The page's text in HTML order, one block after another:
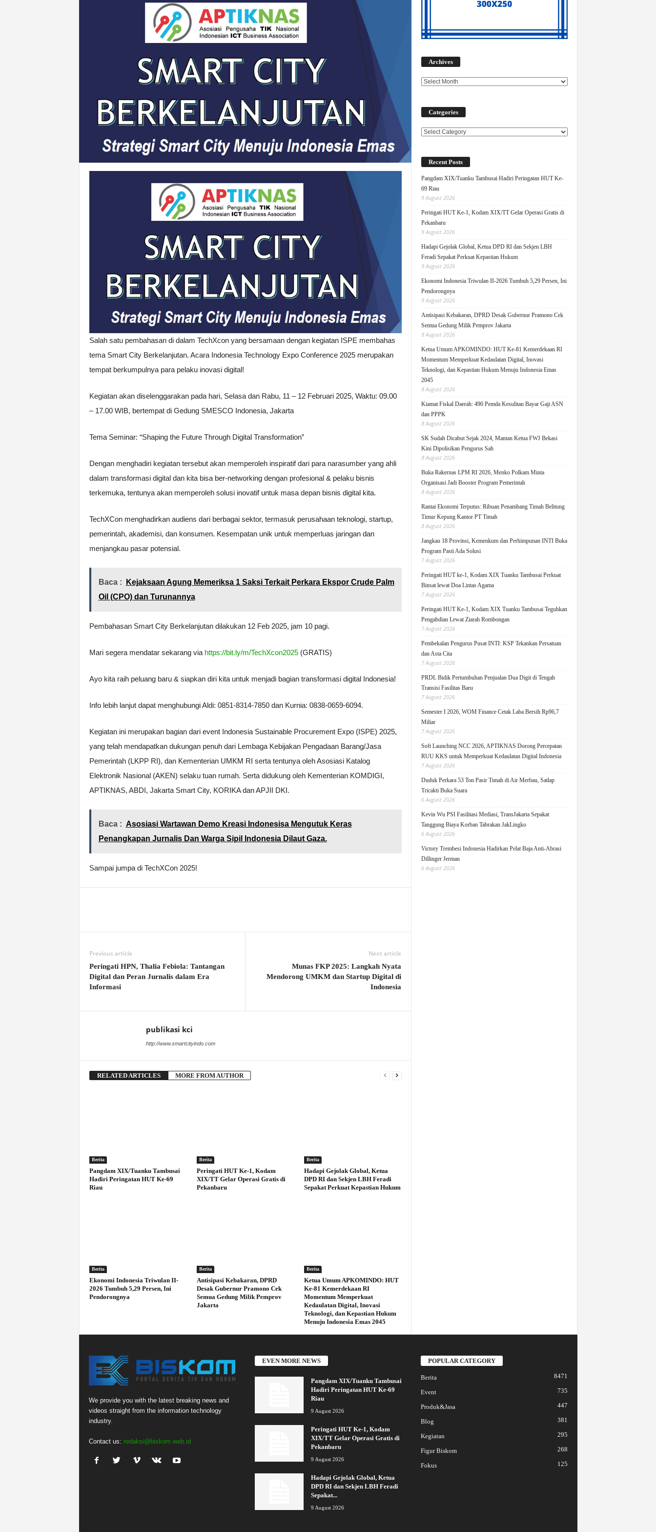
Salah satu pembahasan di dalam TechXcon yang bersamaan dengan kegiatan ISPE membahas
tema Smart City Berkelanjutan. Acara Indonesia Technology Expo Conference 2025 merupakan
tempat berkumpulnya para pelaku inovasi digital!
Kegiatan akan diselenggarakan pada hari, Selasa dan Rabu, 11 – 12 Februari 2025, Waktu: 09.00
– 17.00 WIB, bertempat di Gedung SMESCO Indonesia, Jakarta
Tema Seminar: “Shaping the Future Through Digital Transformation”
Dengan menghadiri kegiatan tersebut akan memperoleh inspiratif dari para narasumber yang ahli
dalam transformasi digital dan kita bisa ber-networking dengan profesional & pelaku bisnis
terkemuka, tentunya akan memperoleh solusi inovatif untuk masa depan bisnis digital kita.
TechXCon menghadirkan audiens dari berbagai sektor, termasuk perusahaan teknologi, startup,
pemerintah, akademisi, dan konsumen. Kesempatan unik untuk memperluas jaringan dan
menjangkau pasar potensial.
Baca :
Kejaksaan Agung Memeriksa 1 Saksi Terkait Perkara Ekspor Crude Palm
Oil (CPO) dan Turunannya
Pembahasan Smart City Berkelanjutan dilakukan 12 Feb 2025, jam 10 pagi.
Mari segera mendatar sekarang via https://bit.ly/m/TechXcon2025(GRATIS)
Ayo kita raih peluang baru & siapkan diri kita untuk menjadi bagian transformasi digital Indonesia!
Info lebih lanjut dapat menghubungi Aldi: 0851-8314-7850 dan Kurnia: 0838-0659-6094.
Kegiatan ini merupakan bagian dari event Indonesia Sustainable Procurement Expo (ISPE) 2025,
yang telah mendapatkan dukungan penuh dari Lembaga Kebijakan Pengadaan Barang/Jasa
Pemerintah (LKPP RI), dan Kementerian UMKM RI serta tentunya oleh Asosiasi Katalog
Elektronik Nasional (AKEN) selaku tuan rumah. Serta didukung oleh Kementerian KOMDIGI,
APTIKNAS, ABDI, Jakarta Smart City, KORIKA dan APJII DKI.
Baca : Asosiasi Wartawan Demo Kreasi Indonesisa Mengutuk Keras
Penangkapan Jurnalis Dan Warga Sipil Indonesia Dilaut Gaza.
Sampai jumpa di TechXCon 2025!
Previous article
Peringati HPN, Thalia Febiola: Tantangan
Digital dan Peran Jurnalis dalam Era
Informasi
Next article
Munas FKP 2025: Langkah Nyata
Mendorong UMKM dan Startup Digital di
Indonesia
publikasi kci
http://www.smartcityindo.com
RELATED ARTICLES MORE FROM AUTHOR
Berita
Pangdam XIX/Tuanku Tambusai
Hadiri Peringatan HUT Ke-69
Riau
Berita
Peringati HUT Ke-1, Kodam
XIX/TT Gelar Operasi Gratis di
Pekanbaru
Berita
Hadapi Gejolak Global, Ketua
DPD RI dan Sekjen LBH Feradi
Sepakat Perkuat Kepastian Hukum
Berita
Ekonomi Indonesia Triwulan II-
2026 Tumbuh 5,29 Persen, Ini
Pendorongnya
Berita
Antisipasi Kebakaran, DPRD
Desak Gubernur Pramono Cek
Semua Gedung Milik Pemprov
Jakarta
Berita
Ketua Umum APKOMINDO: HUT
Ke-81 Kemerdekaan RI
Momentum Memperkuat
Kedaulatan Digital, Inovasi
Teknologi, dan Kepastian Hukum
Menuju Indonesia Emas 2045
Archives
Categories
Categories
Recent Posts
Pangdam XIX/Tuanku Tambusai Hadiri Peringatan HUT Ke-
69 Riau
9 August 2026
Peringati HUT Ke-1, Kodam XIX/TT Gelar Operasi Gratis di
Pekanbaru
9 August 2026
Hadapi Gejolak Global, Ketua DPD RI dan Sekjen LBH
Feradi Sepakat Perkuat Kepastian Hukum
9 August 2026
Ekonomi Indonesia Triwulan II-2026 Tumbuh 5,29 Persen, Ini
Pendorongnya
9 August 2026
Antisipasi Kebakaran, DPRD Desak Gubernur Pramono Cek
Semua Gedung Milik Pemprov Jakarta
8 August 2026
Ketua Umum APKOMINDO: HUT Ke-81 Kemerdekaan RI
Momentum Memperkuat Kedaulatan Digital, Inovasi
Teknologi, dan Kepastian Hukum Menuju Indonesia Emas
2045
8 August 2026
Kiamat Fiskal Daerah: 490 Pemda Kesulitan Bayar Gaji ASN
dan PPPK
8 August 2026
SK Sudah Dicabut Sejak 2024, Mantan Ketua FWJ Bekasi
Kini Dipolisikan Pengurus Sah
8 August 2026
Buka Rakernas LPM RI 2026, Menko Polkam Minta
Organisasi Jadi Booster Program Pemerintah
8 August 2026
Rantai Ekonomi Terputus: Ribuan Penambang Timah Belitung
Timur Kepung Kantor PT Timah
8 August 2026
Jangkau 18 Provinsi, Kemenkum dan Perhimpunan INTI Buka
Program Pasti Ada Solusi
7 August 2026
Peringati HUT ke-1, Kodam XIX Tuanku Tambusai Perkuat
Binsat lewat Doa Lintas Agama
7 August 2026
Peringati HUT Ke-1, Kodam XIX Tuanku Tambusai Teguhkan
Pengabdian Lewat Ziarah Rombongan
7 August 2026
Pembekalan Pengurus Pusat INTI: KSP Tekankan Persatuan
dan Asta Cita
7 August 2026
PRDL Bidik Pertumbuhan Penjualan Dua Digit di Tengah
Transisi Fasilitas Baru
7 August 2026
Semester I 2026, WOM Finance Cetak Laba Bersih Rp96,7
Miliar
7 August 2026
Soft Launching NCC 2026, APTIKNAS Dorong Percepatan
RUU KKS untuk Memperkuat Kedaulatan Digital Indonesia
7 August 2026
Duduk Perkara 53 Ton Pasir Timah di Air Merbau, Satlap
Tricakti Buka Suara
6 August 2026
Kevin Wu PSI Fasilitasi Mediasi, TransJakarta Sepakat
Tanggung Biaya Korban Tabrakan JakLingko
6 August 2026
Victory Trembesi Indonesia Hadirkan Pelat Baja Anti-Abrasi
Dillinger Jerman
6 August 2026
We provide you with the latest breaking news and
videos straight from the information technology
industry.
Contact us: redaksi@biskom.web.id
EVEN MORE NEWS
Pangdam XIX/Tuanku Tambusai
Hadiri Peringatan HUT Ke-69
Riau
9 August 2026
Peringati HUT Ke-1, Kodam
XIX/TT Gelar Operasi Gratis di
Pekanbaru
9 August 2026
Hadapi Gejolak Global, Ketua
DPD RI dan Sekjen LBH Feradi
Sepakat...
9 August 2026
POPULAR CATEGORY
Berita 8471
Event 735
Produk&Jasa 447
Blog 381
Kegiatan 295
Figur Biskom 268
Fokus 125